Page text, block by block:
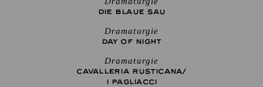
DIE BLAUE SAU
Dramaturgie
DAY OF NIGHT
Dramaturgie
CAVALLERIA RUSTICANA/
I PAGLIACCI